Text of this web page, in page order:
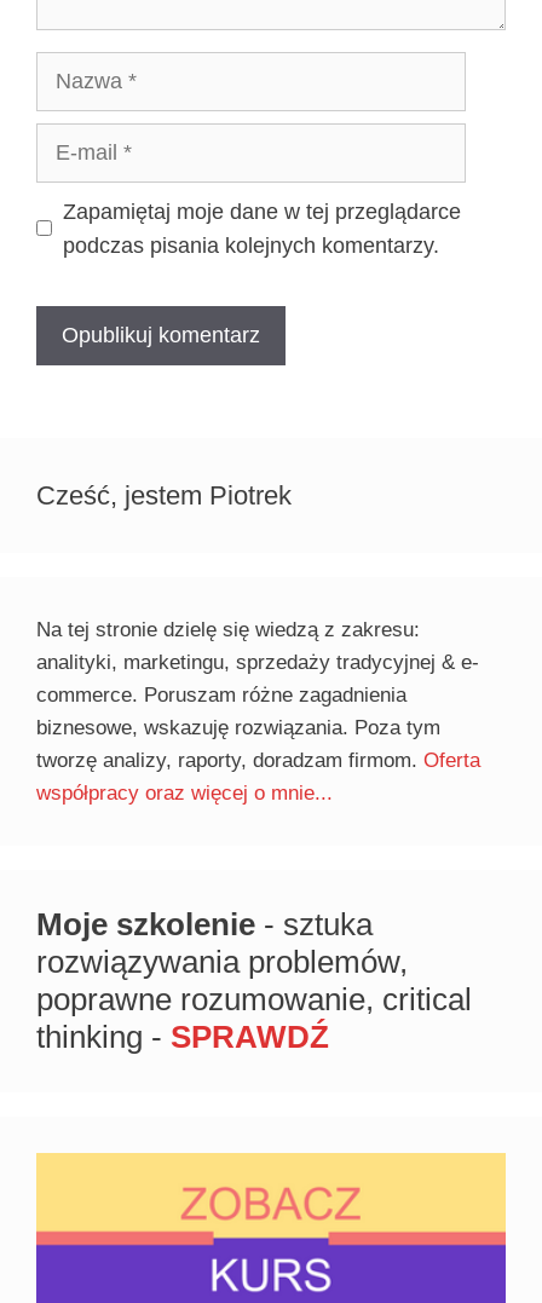
Zapamiętaj moje dane w tej przeglądarce
podczas pisania kolejnych komentarzy.
Cześć, jestem Piotrek
Na tej stronie dzielę się wiedzą z zakresu:
analityki, marketingu, sprzedaży tradycyjnej & e-
commerce. Poruszam różne zagadnienia
biznesowe, wskazuję rozwiązania. Poza tym
tworzę analizy, raporty, doradzam firmom. Oferta
współpracy oraz więcej o mnie...
Moje szkolenie - sztuka
rozwiązywania problemów,
poprawne rozumowanie, critical
thinking - SPRAWDŹ